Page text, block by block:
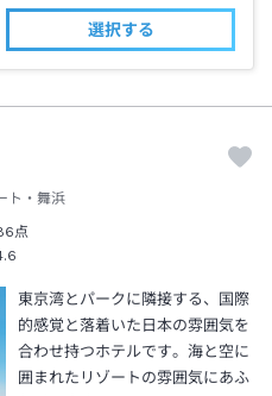
選択する
ト・舞浜
点
東京湾とパークに隣接する、国際
的感覚と落着いた日本の雰囲気を
合わせ持つホテルです。海と空に
囲まれたリゾートの雰囲気にあふ